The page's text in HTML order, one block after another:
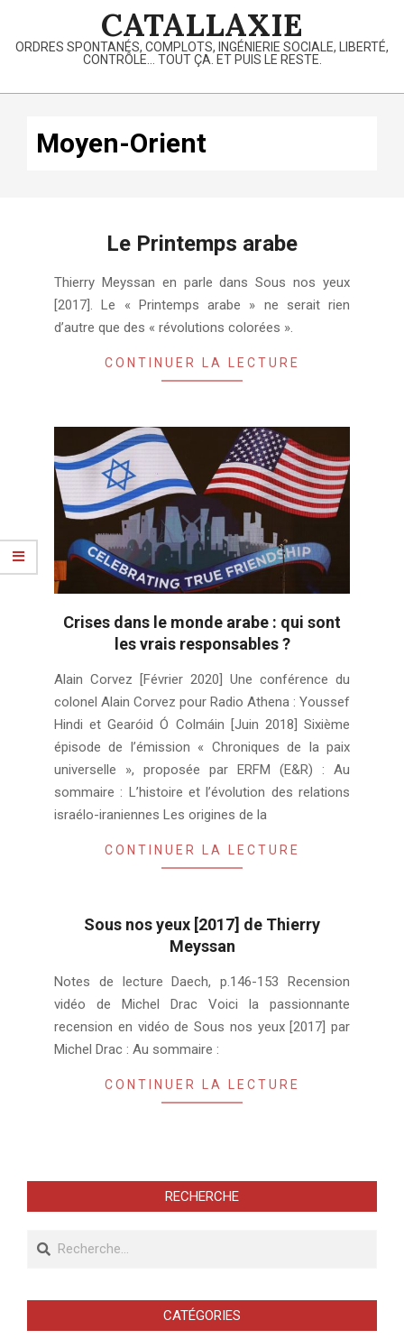
content
CATALLAXIE
ORDRES SPONTANÉS, COMPLOTS, INGÉNIERIE SOCIALE, LIBERTÉ,
CONTRÔLE… TOUT ÇA. ET PUIS LE RESTE.
Primary
Moyen-Orient
Le Printemps arabe
02-
04
Thierry Meyssan en parle dans Sous nos yeux
[2017]. Le « Printemps arabe » ne serait rien
d’autre que des « révolutions colorées ».
CONTINUER LA LECTURE
Crises dans le monde arabe : qui sont
les vrais responsables ?
02-
25
Alain Corvez [Février 2020] Une conférence du
colonel Alain Corvez pour Radio Athena : Youssef
Hindi et Gearóid Ó Colmáin [Juin 2018] Sixième
épisode de l’émission « Chroniques de la paix
universelle », proposée par ERFM (E&R) : Au
sommaire : L’histoire et l’évolution des relations
israélo-iraniennes Les origines de la
CONTINUER LA LECTURE
Sous nos yeux [2017] de Thierry
Meyssan
08-
08
Notes de lecture Daech, p.146-153 Recension
vidéo de Michel Drac Voici la passionnante
recension en vidéo de Sous nos yeux [2017] par
Michel Drac : Au sommaire :
CONTINUER LA LECTURE
RECHERCHE
Recherche
CATÉGORIES